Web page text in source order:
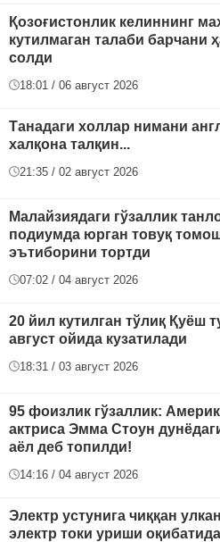
Қозоғистонлик келиннинг
кутилмаган талаби барчани
солди
18:01 / 06 август 2026
Танадаги холлар нимани
халқона талқин...
21:35 / 02 август 2026
Малайзиядаги гўзаллик
подиумда юрган товуқ
эътиборини тортди
07:02 / 04 август 2026
20 йил кутилган тўлиқ Қуёш
август ойида кузатилади
18:31 / 03 август 2026
95 фоизлик гўзаллик:
актриса Эмма Стоун
аёл деб топилди!
14:16 / 04 август 2026
Электр устунига чиққан
электр токи уриши